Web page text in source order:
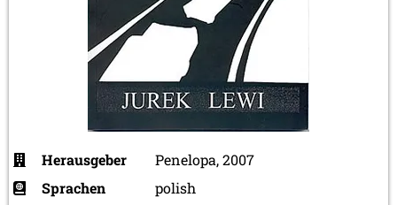
Herausgeber
Penelopa, 2007
Sprachen
polish